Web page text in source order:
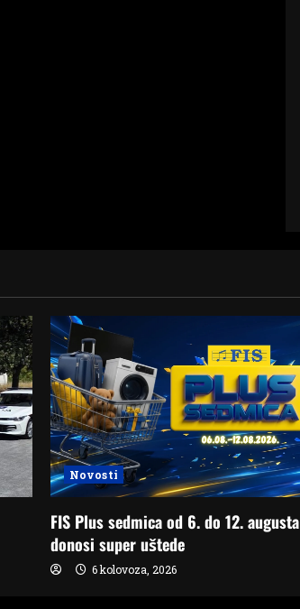
Novosti
FIS Plus sedmica od 6. do 12. augusta
donosi super uštede
6 kolovoza, 2026